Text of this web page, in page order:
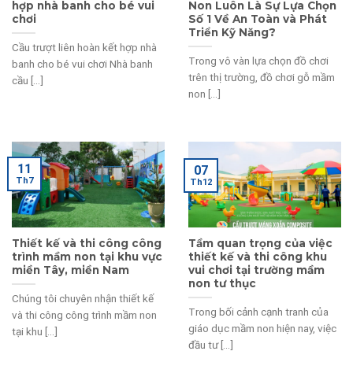
hợp nhà banh cho bé vui
chơi
Cầu trượt liên hoàn kết hợp nhà
banh cho bé vui chơi Nhà banh
cầu [...]
Non Luôn Là Sự Lựa Chọn
Số 1 Về An Toàn và Phát
Triển Kỹ Năng?
Trong vô vàn lựa chọn đồ chơi
trên thị trường, đồ chơi gỗ mầm
non [...]
Thiết kế và thi công công
trình mầm non tại khu vực
miền Tây, miền Nam
Chúng tôi chuyên nhận thiết kế
và thi công công trình mầm non
tại khu [...]
11
Th7
Tầm quan trọng của việc
thiết kế và thi công khu
vui chơi tại trường mầm
non tư thục
Trong bối cảnh cạnh tranh của
giáo dục mầm non hiện nay, việc
đầu tư [...]
07
Th12